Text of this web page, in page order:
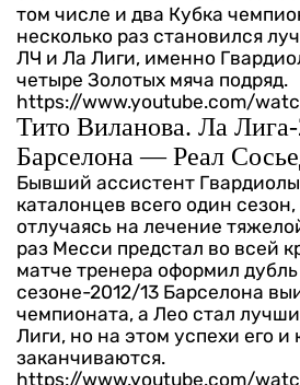
том числе и два Кубка
несколько раз становился
ЛЧ и Ла Лиги, именно
четыре Золотых мяча подряд.
https://www.youtube.com/
Тито Виланова. Ла
Барселона — Реал
Бывший ассистент
каталонцев всего один
отлучаясь на лечение
раз Месси предстал во всей
матче тренера оформил
сезоне-2012/13 Барселона
чемпионата, а Лео стал
Лиги, но на этом успехи его и
заканчиваются.
https://www.youtube.com/